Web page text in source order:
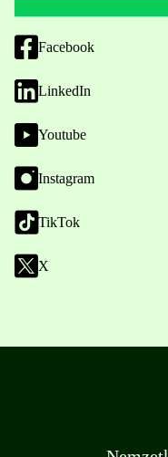
Facebook
LinkedIn
Youtube
Instagram
TikTok
X